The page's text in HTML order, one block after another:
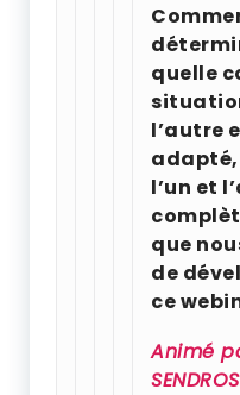
quelle
l’autre
l’un et
que
de
ce
Animé